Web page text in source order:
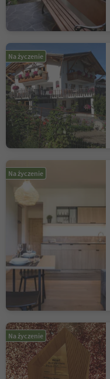
Na życzenie
Na życzenie
Na życzenie